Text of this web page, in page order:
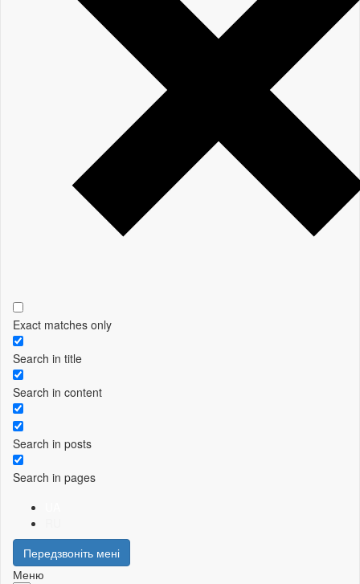
Exact matches only
Search in title
Search in content
Search in posts
Search in pages
Передзвоніть мені
Меню